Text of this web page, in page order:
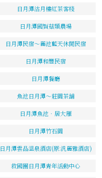
日月潭沽月樓紅茶客棧
日月潭國賢菇類農場
日月潭民宿～麗池藍天休閒民宿
日月潭和豐民宿
日月潭餐廳
魚池日月潭～莊園茶舖
日月潭魚池．居大雁
日月潭竹石園
日月潭雲品溫泉酒店(原:汎麗雅酒店)
救國團日月潭青年活動中心